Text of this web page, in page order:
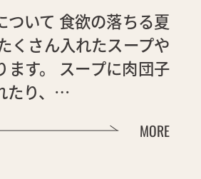
ついて 食欲の落ちる夏
くさん入れたスープや
ます。 スープに肉団子
たり、…
MORE